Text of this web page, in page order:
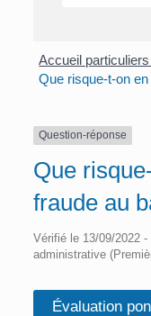
Accueil particuliers
Que risque-t-on
Question-réponse
Que
fraude au
Vérifié le 13/09/2022
administrative
Évaluation